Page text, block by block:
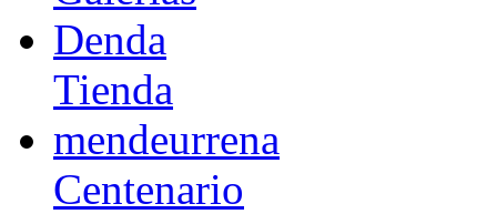
Denda
Tienda
mendeurrena
Centenario